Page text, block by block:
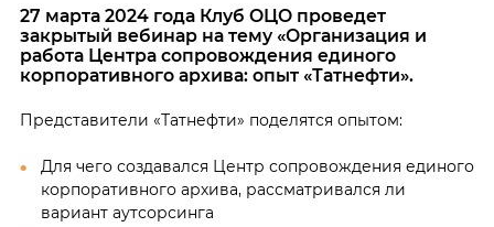
27 марта 2024 года Клуб ОЦО проведет
закрытый вебинар на тему «Организация и
работа Центра сопровождения единого
корпоративного архива: опыт «Татнефти».
Представители «Татнефти» поделятся опытом:
Для чего создавался Центр сопровождения единого
корпоративного архива, рассматривался ли
вариант аутсорсинга